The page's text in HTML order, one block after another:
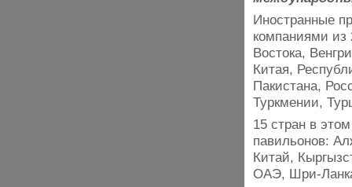
Иностранные
компаниями
Востока,
Китая,
Пакистана,
Туркмении,
15 стран в
павильонов:
Китай,
ОАЭ, Шри-